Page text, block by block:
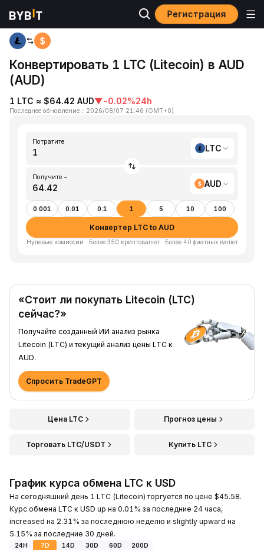
Регистрация
Главная
Конвертировать 1 LTC (Litecoin) в AUD
(AUD)
1 LTC ≈ $64.42 AUD▼-0.02%24h
Последнее обновление ： 2026/08/07 21:46 (GMT+0)
Потратите
LTC
Получите ~
AUD
0.001 0.01 0.1 1 5 10 100
Конвертер LTC to AUD
Нулевые комиссии · Более 350 криптовалют · Более 40 фиатных валют
«Стоит ли покупать Litecoin (LTC)
сейчас?»
Получайте созданный ИИ анализ рынка
Litecoin (LTC) и текущий анализ цены LTC к
AUD.
Спросить TradeGPT
Цена LTC Прогноз цены
Торговать LTC/USDT Купить LTC
График курса обмена LTC к USD
На сегодняшний день 1 LTC (Litecoin) торгуется по цене $45.58.
Курс обмена LTC к USD up на 0.01% за последние 24 часа,
increased на 2.31% за последнюю неделю и slightly upward на
5.15% за последние 30 дней.
24H 7D 14D 30D 60D
200D